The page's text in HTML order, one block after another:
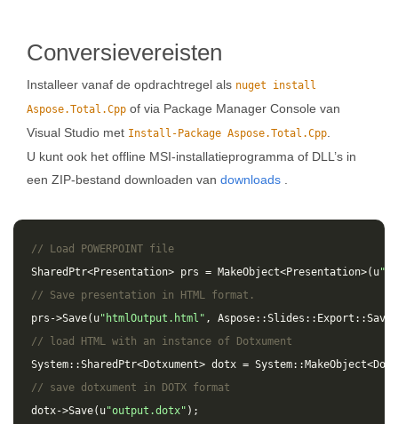
Conversievereisten
Installeer vanaf de opdrachtregel als nuget install
Aspose.Total.Cpp of via Package Manager Console van
Visual Studio met Install-Package Aspose.Total.Cpp
U kunt ook het offline MSI-installatieprogramma of DLL’s in
een ZIP-bestand downloaden van downloads
// Load POWERPOINT file
SharedPtr<Presentation> prs = MakeObject<Presentation>( u
// Save presentation in HTML format.
prs ->Save( u"htmlOutput.html" , Aspose::Slides :: Export ::
// load HTML with an instance of Dotxument
System::SharedPtr<Dotxument> dotx = System:: MakeObject<
// save dotxument in DOTX format
dotx->Save( u"output.dotx" );